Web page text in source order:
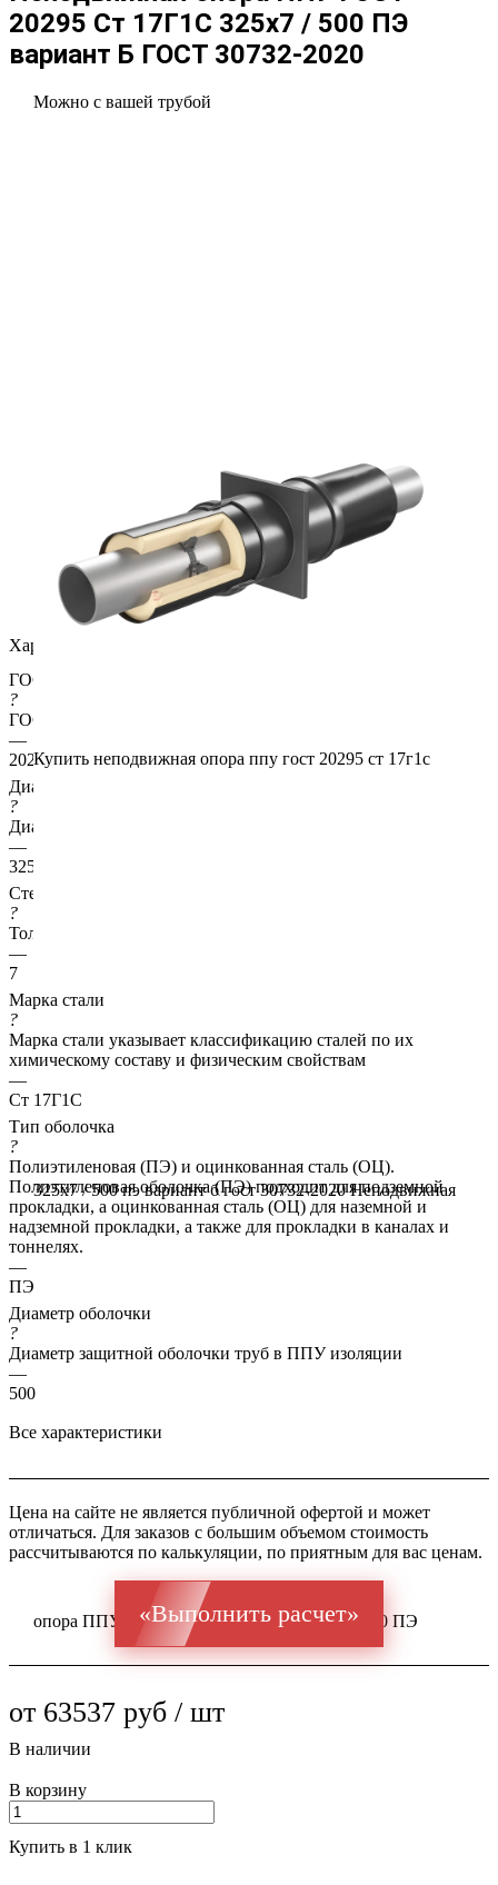
20295 Ст 17Г1С 325x7 / 500 ПЭ
вариант Б ГОСТ 30732-2020
Можно с вашей трубой
Купить неподвижная опора ппу гост 20295 ст 17г1с
325x7 / 500 пэ вариант б гост 30732-2020 Неподвижная
опора ППУ ГОСТ 20295 Ст 17Г1С 325x7 / 500 ПЭ
Характеристики
ГОСТ несущей трубы
?
ГОСТ основной трубы
—
20295
Диаметр трубы, мм
?
Диаметр основной трубы
—
325
Стенка трубы, мм
?
Толщина стенки несущей трубы
—
7
Марка стали
?
Марка стали указывает классификацию сталей по их
химическому составу и физическим свойствам
—
Ст 17Г1С
Тип оболочка
?
Полиэтиленовая (ПЭ) и оцинкованная сталь (ОЦ).
Полиэтиленовая оболочка (ПЭ) подходит для подземной
прокладки, а оцинкованная сталь (ОЦ) для наземной и
надземной прокладки, а также для прокладки в каналах и
тоннелях.
—
ПЭ
Диаметр оболочки
?
Диаметр защитной оболочки труб в ППУ изоляции
—
500
Все характеристики
Цена на сайте не является публичной офертой и может
отличаться. Для заказов с большим объемом стоимость
рассчитываются по калькуляции, по приятным для вас ценам.
«Выполнить расчет»
от 63537 руб / шт
В наличии
В корзину
Купить в 1 клик